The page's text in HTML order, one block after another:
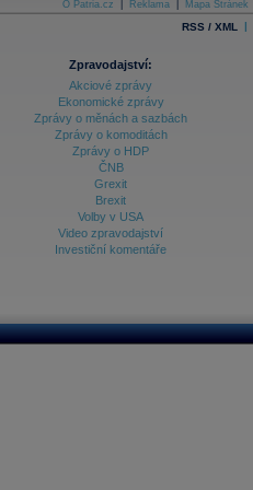
O Patria.cz Reklama Mapa Stránek
RSS / XML |
Zpravodajství:
Akciové zprávy
Ekonomické zprávy
Zprávy o měnách a sazbách
Zprávy o komoditách
Zprávy o HDP
ČNB
Grexit
Brexit
Volby v USA
Video zpravodajství
Investiční komentáře